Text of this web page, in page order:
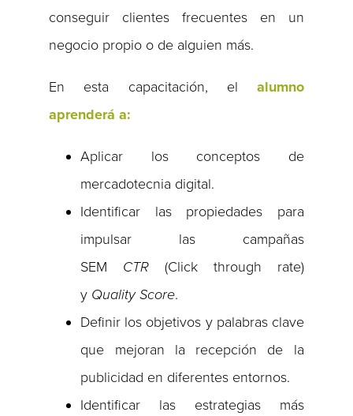
conseguir clientes frecuentes en un
negocio propio o de alguien más.
En esta capacitación, el alumno
aprenderá a:
Aplicar los conceptos de
mercadotecnia digital.
Identificar las propiedades para
impulsar las campañas
SEM CTR (Click through rate)
y Quality Score.
Definir los objetivos y palabras clave
que mejoran la recepción de la
publicidad en diferentes entornos.
Identificar las estrategias más